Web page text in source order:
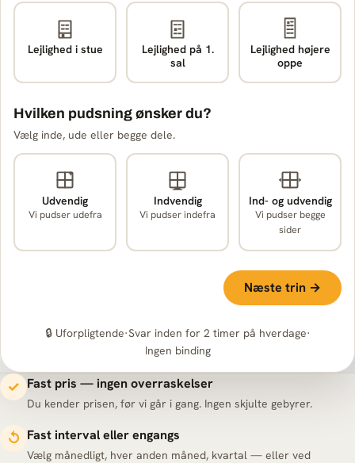
Lejlighed i stue
Lejlighed på 1.
sal
Lejlighed højere
oppe
Hvilken pudsning ønsker du?
Vælg inde, ude eller begge dele.
Udvendig
Vi pudser udefra
Indvendig
Vi pudser indefra
Ind- og udvendig
Vi pudser begge
sider
Næste trin →
🔒 Uforpligtende·Svar inden for 2 timer på hverdage·
Ingen binding
✓ Fast pris — ingen overraskelser
Du kender prisen, før vi går i gang. Ingen skjulte gebyrer.
↺ Fast interval eller engangs
Vælg månedligt, hver anden måned, kvartal — eller ved